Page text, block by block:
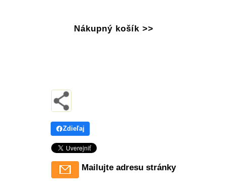
Nákupný košík >>
Zdieľaj
Mailujte adresu stránky